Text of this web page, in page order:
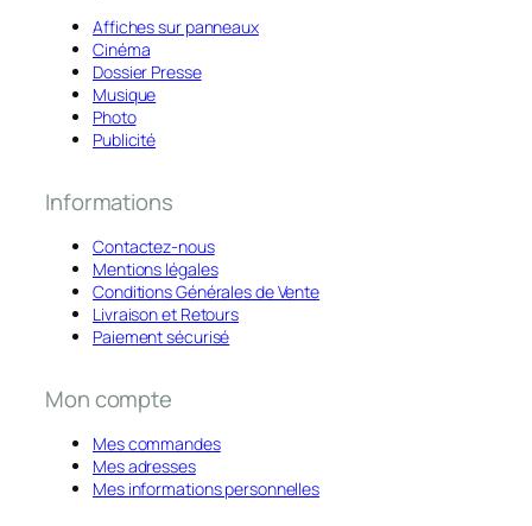
Affiches sur panneaux
Cinéma
Dossier Presse
Musique
Photo
Publicité
Informations
Contactez-nous
Mentions légales
Conditions Générales de Vente
Livraison et Retours
Paiement sécurisé
Mon compte
Mes commandes
Mes adresses
Mes informations personnelles